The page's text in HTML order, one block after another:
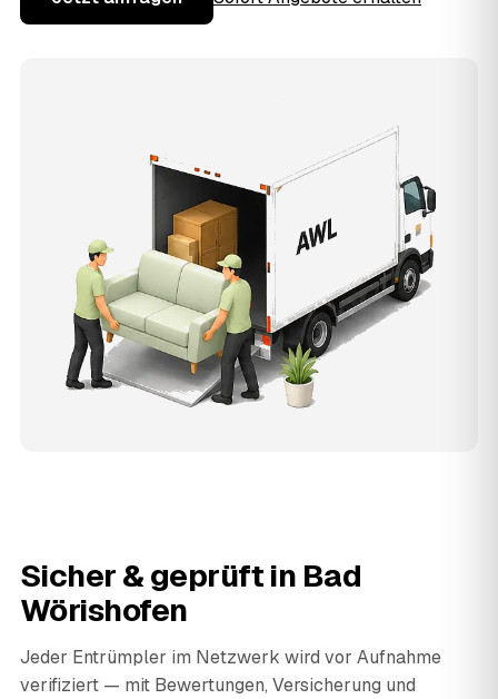
Sicher & geprüft in Bad
Wörishofen
Jeder Entrümpler im Netzwerk wird vor Aufnahme
verifiziert — mit Bewertungen, Versicherung und